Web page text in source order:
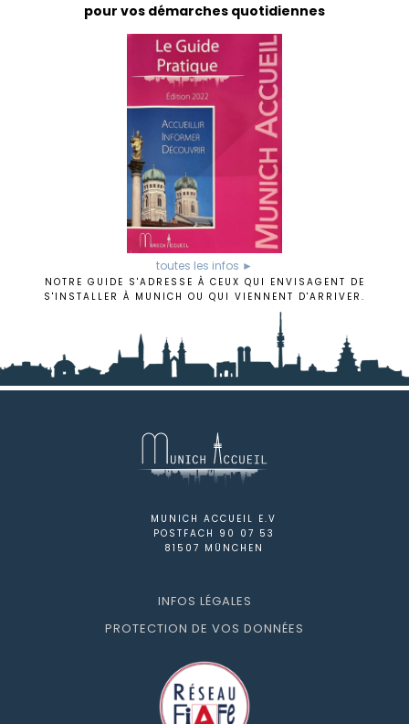
pour vos démarches quotidiennes
toutes les infos ►
NOTRE GUIDE S'ADRESSE À CEUX QUI ENVISAGENT DE
S'INSTALLER À MUNICH OU QUI VIENNENT D'ARRIVER.
MUNICH ACCUEIL E.V
POSTFACH 90 07 53
81507 MÜNCHEN
INFOS LÉGALES
PROTECTION DE VOS DONNÉES